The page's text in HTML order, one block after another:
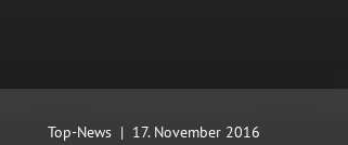
Top-News | 17. November 2016